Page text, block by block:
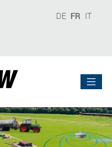
DE FR IT